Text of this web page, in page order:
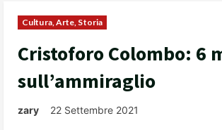
Cultura, Arte, Storia
Cristoforo Colombo: 6
sull’ammiraglio
zary 22 Settembre 2021